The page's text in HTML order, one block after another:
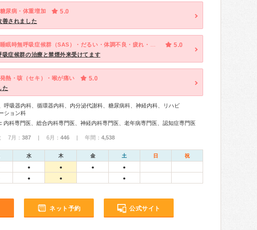
尿病・体重増加 5.0
善されました
5.0
吸症候群の治療と禁煙外来受けてます
熱・咳（セキ）・喉が痛い 5.0
た
呼吸器内科、循環器内科、内分泌代謝科、糖尿病科、神経内科、リハビ
ション科
内科専門医、総合内科専門医、神経内科専門医、老年病専門医、認知症専門医
7月： 387 | 6月： 446 | 年間： 4,538
水 木 金 土 日 祝
● ● ● ●
● ● ●
ネット予約 公式サイト